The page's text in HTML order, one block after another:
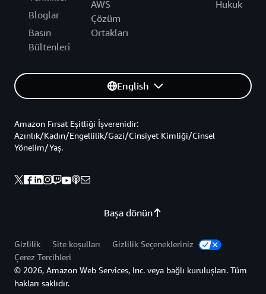
Bloglar
Basın
Bültenleri
AWS
Çözüm
Ortakları
Hukuk
English
Başa dönün
Amazon Fırsat Eşitliği İşverenidir:
Azınlık/Kadın/Engellilik/Gazi/Cinsiyet Kimliği/Cinsel
Yönelim/Yaş.
Gizlilik Site koşulları
Gizlilik Seçenekleriniz
Çerez Tercihleri
© 2026, Amazon Web Services, Inc. veya bağlı kuruluşları. Tüm
hakları saklıdır.